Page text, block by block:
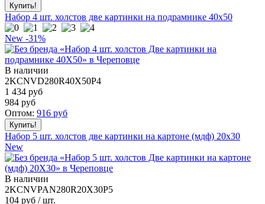
Набор 4 шт. холстов две картинки на подрамнике 40x50
New -31%
В наличии
2KCNVD280R40X50P4
1 434 руб
984 руб
Оптом: 916 руб
Набор 5 шт. холстов две картинки на картоне (мдф) 20x30
New
В наличии
2KCNVPAN280R20X30P5
104 руб / шт.